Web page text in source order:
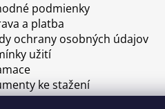
podmienky
a platba
ochrany osobných údajov
užití
ke stažení